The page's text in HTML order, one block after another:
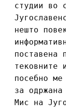
студии во
нешто
поставена
тековните
посебно ме
за одржана
Мис на